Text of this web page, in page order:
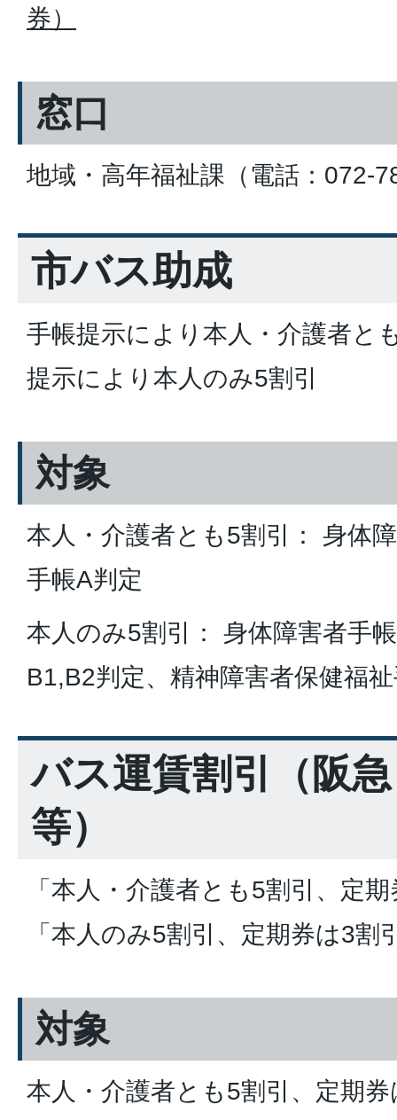
券）
窓口
地域・高年福祉課（電話：072-
市バス助成
手帳提示により本人・介護者と
提示により本人のみ5割引
対象
本人・介護者とも5割引： 身体
手帳A判定
本人のみ5割引： 身体障害者手
B1,B2判定、精神障害者保健福
バス運賃割引（阪
等）
「本人・介護者とも5割引、定
「本人のみ5割引、定期券は3割
対象
本人・介護者とも5割引、定期